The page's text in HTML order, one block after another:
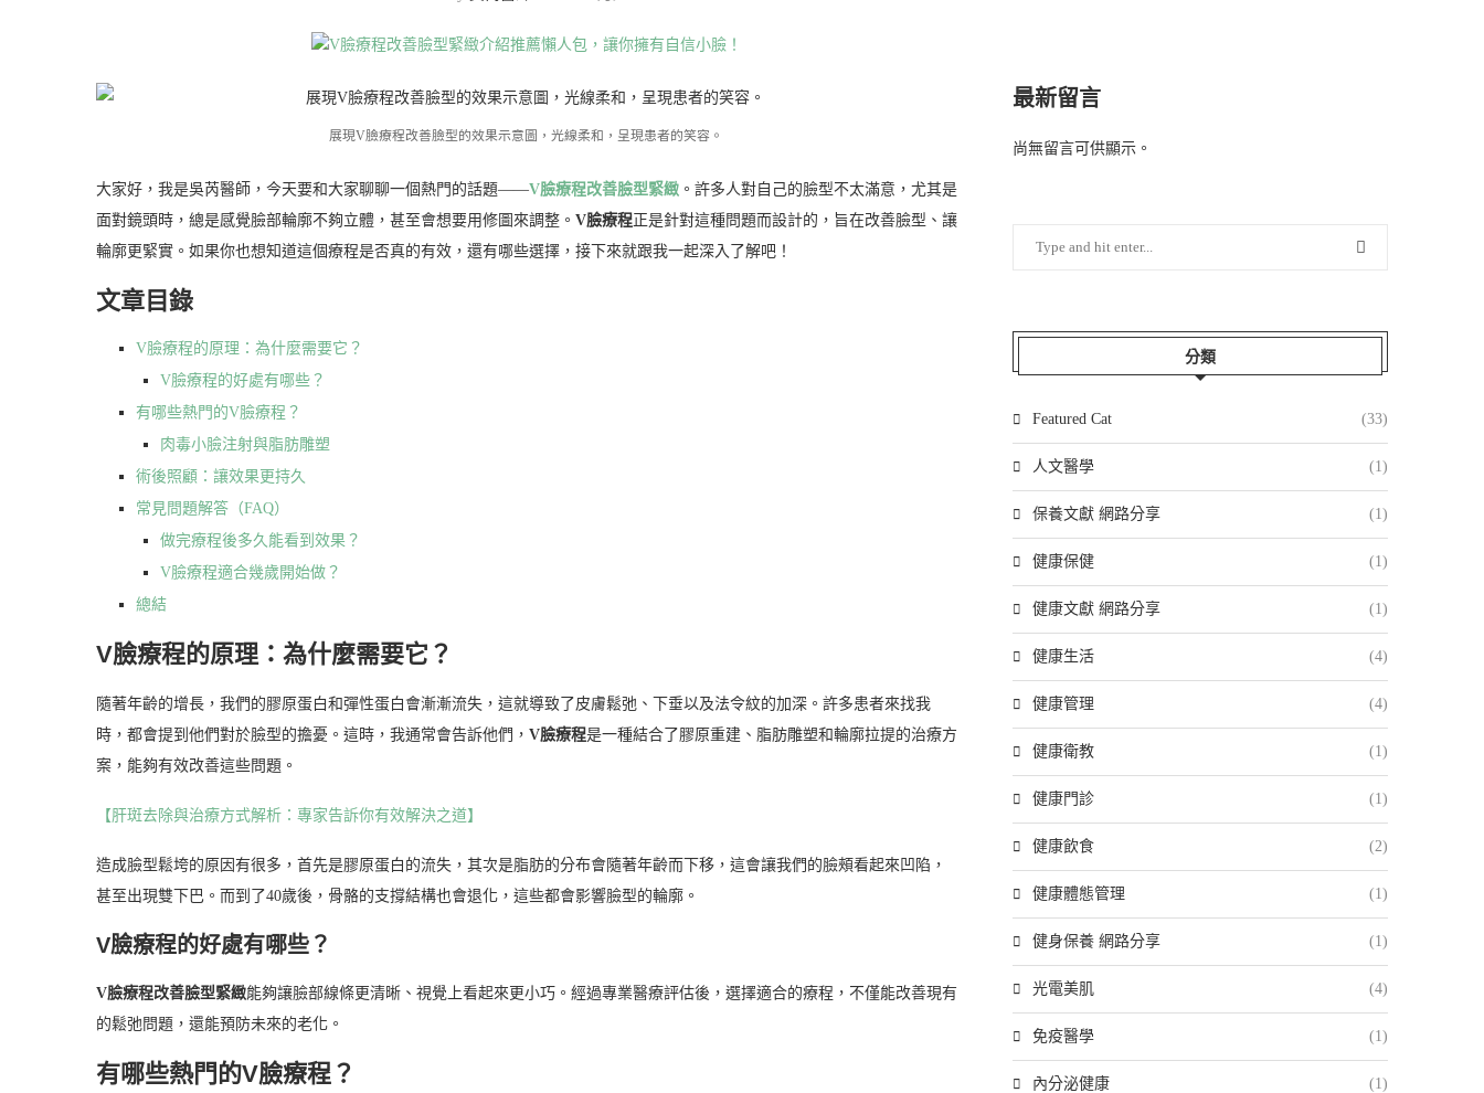
展現V臉療程改善臉型的效果示意圖，光線柔和，呈現患者的笑容。
大家好，我是吳芮醫師，今天要和大家聊聊一個熱門的話題——V臉療程改善臉型緊緻 。許多人對自己的臉型不太滿意，尤其是
面對鏡頭時，總是感覺臉部輪廓不夠立體，甚至會想要用修圖來調整。 V臉療程正是針對這種問題而設計的，旨在改善臉型、讓
輪廓更緊實。如果你也想知道這個療程是否真的有效，還有哪些選擇，接下來就跟我一起深入了解吧！
文章目錄
V臉療程的原理：為什麼需要它？
V臉療程的好處有哪些？
有哪些熱門的V臉療程？
肉毒小臉注射與脂肪雕塑
術後照顧：讓效果更持久
常見問題解答（FAQ）
做完療程後多久能看到效果？
V臉療程適合幾歲開始做？
總結
V臉療程的原理：為什麼需要它？
隨著年齡的增長，我們的膠原蛋白和彈性蛋白會漸漸流失，這就導致了皮膚鬆弛、下垂以及法令紋的加深。許多患者來找我
時，都會提到他們對於臉型的擔憂。這時，我通常會告訴他們， V臉療程是一種結合了膠原重建、脂肪雕塑和輪廓拉提的治療方
案，能夠有效改善這些問題。
【肝斑去除與治療方式解析：專家告訴你有效解決之道】
造成臉型鬆垮的原因有很多，首先是膠原蛋白的流失，其次是脂肪的分布會隨著年齡而下移，這會讓我們的臉頰看起來凹陷，
甚至出現雙下巴。而到了40歲後，骨骼的支撐結構也會退化，這些都會影響臉型的輪廓。
V臉療程的好處有哪些？
V臉療程改善臉型緊緻能夠讓臉部線條更清晰、視覺上看起來更小巧。經過專業醫療評估後，選擇適合的療程，不僅能改善現有
的鬆弛問題，還能預防未來的老化。
有哪些熱門的V臉療程？
最新留言
尚無留言可供顯示。
分類
Featured Cat (33)
人文醫學 (1)
保養文獻 網路分享 (1)
健康保健 (1)
健康文獻 網路分享 (1)
健康生活 (4)
健康管理 (4)
健康衛教 (1)
健康門診 (1)
健康飲食 (2)
健康體態管理 (1)
健身保養 網路分享 (1)
光電美肌 (4)
免疫醫學 (1)
內分泌健康 (1)